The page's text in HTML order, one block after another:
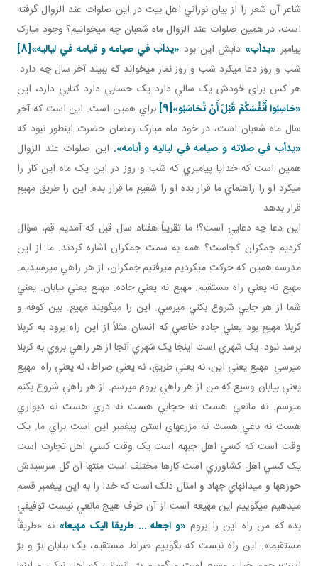
شاعر آن شعر را از بيان نوراني اهل بيت در اين صلوات عند الزوال گرفته
است، در همين صلوات عند الزوال ماه شعبان چه مي خوانيم؟ وجود مبارک
پيامبر «يدأب» دأبش اين بود «يدأب في صيامه و قيامه في لياليه»[8]
شب و روز دعا مي کرد شب و روز نماز مي خواند که ببيند آخر سال چه دارد.
هر کس براي خودش يک سالي دارد يک حسابي دارد کتابي دارد، اين
«حَاسِبُوا أَنْفُسَكُمْ قَبْلَ أَنْ تُحَاسَبُو»
[9]
براي همين است. اين است که آخر
سال ماه شعبان است، در خود ماه مبارک رمضان حضرت اين طور نبود که
«يدأب في صلاته و صيامه في لياليه و أيامه». اين صلوات عند الزوال
همين است که خدايا پيامبري که شب و روز در اين يک ماه اين کار را
مي کرد او را راهنماي ما قرار بده او را شفيع ما قرار بده. اين را طريق مهيع
قرار بدهد.
اين دعا چه دعايي است؟! ما تقريباً هفتاد سال قبل که آمديم قم، سؤال
کرديم جمکران کجاست؟ همه به سمت جمکران اشاره کردند. ما از اين
مدرسه همين که حرکت مي کرديم مي رفتيم جمکران، از هر راهي مي رسيديم.
مهيع نه يعني راه مستقيم. مهيع نه يعني جاده. مهيع يعني بيابان. يعني
شما از هر جايي شروع بکني مي رسي. اين را مي گويند مهيع. بين کوفه و
کربلا مهيع بود يعني جاده خاصي که انسان مثلاً از اين راه برود به کربلا
برسد نبود. يک شهري است اينجا يک شهري آنجا از هر راهي بروي به کربلا
مي رسي. مهيع يعني اين، نه يعني طريق، نه يعني صراط، نه يعني راه. مهيع
يعني بيابان وسيع که من از هر راهي بروم مي رسم. از هر راهي شروع بکنم
مي رسم. نه مانعي هست نه حجابي هست نه دري هست نه ديواري
هست نه باغي هست نه مزرعه اي استن پيغمبر اين است براي ما. يک
وقت است که کسي اهل جبهه است يک وقت کسي اهل تجارت است
يک کسي اهل کشاورزي است کارها مختلف است منتها آن گل سرسبدش
حوزه ها و ميدان هاي جهاد و امثال ذلک است که خدا را به اين پيغمبر قسم
مي دهيم مي گوييم اين مهيعه است از آن طرف هيچ مانعي نيست توفيقي
بده که من راه اين را بروم «و اجعله ... طريقا اليک مهيعا» نه «طريقاً
مستقيما». اين راه نيست که بگوييم صراط مستقيم، يک بيابان برّ و برّ